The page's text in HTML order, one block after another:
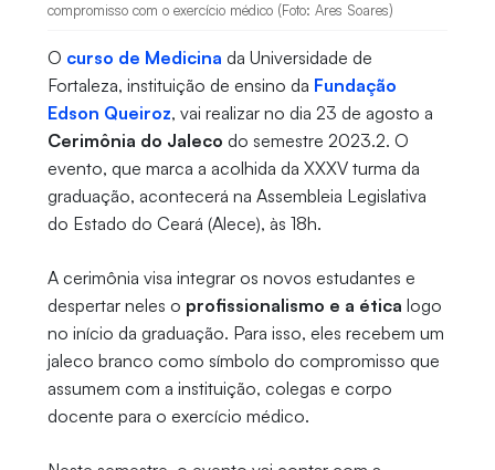
compromisso com o exercício médico (Foto: Ares Soares)
O curso de Medicina da Universidade de
Fortaleza, instituição de ensino da Fundação
Edson Queiroz, vai realizar no dia 23 de agosto a
Cerimônia do Jaleco do semestre 2023.2. O
evento, que marca a acolhida da XXXV turma da
graduação, acontecerá na Assembleia Legislativa
do Estado do Ceará (Alece), às 18h.
A cerimônia visa integrar os novos estudantes e
despertar neles o profissionalismo e a ética logo
no início da graduação. Para isso, eles recebem um
jaleco branco como símbolo do compromisso que
assumem com a instituição, colegas e corpo
docente para o exercício médico.